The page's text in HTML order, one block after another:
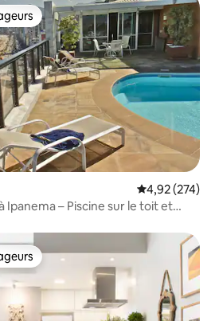
les plus appréciés
Évaluation
4,92 (274)
Ipanema – Piscine sur le toit et
les plus appréciés